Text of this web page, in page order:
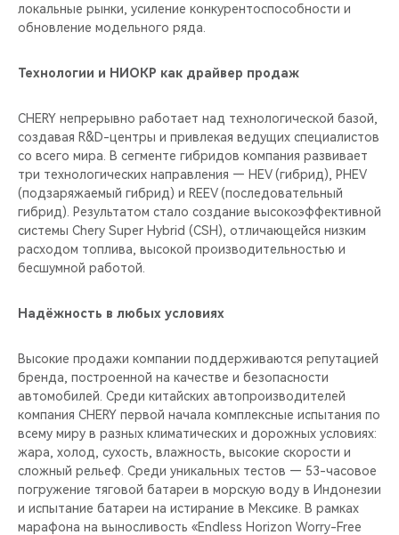
локальные рынки, усиление конкурентоспособности и
обновление модельного ряда.
Технологии и НИОКР как драйвер продаж
CHERY непрерывно работает над технологической базой,
создавая R&D-центры и привлекая ведущих специалистов
со всего мира. В сегменте гибридов компания развивает
три технологических направления — HEV (гибрид), PHEV
(подзаряжаемый гибрид) и REEV (последовательный
гибрид). Результатом стало создание высокоэффективной
системы Chery Super Hybrid (CSH), отличающейся низким
расходом топлива, высокой производительностью и
бесшумной работой.
Надёжность в любых условиях
Высокие продажи компании поддерживаются репутацией
бренда, построенной на качестве и безопасности
автомобилей. Среди китайских автопроизводителей
компания CHERY первой начала комплексные испытания по
всему миру в разных климатических и дорожных условиях:
жара, холод, сухость, влажность, высокие скорости и
сложный рельеф. Среди уникальных тестов — 53-часовое
погружение тяговой батареи в морскую воду в Индонезии
и испытание батареи на истирание в Мексике. В рамках
марафона на выносливость «Endless Horizon Worry-Free